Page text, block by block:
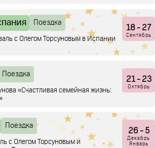
Поездка
с Олегом Торсуновым в Испании
18 - 27
Сентябрь
Поездка
«Счастливая семейная жизнь:
21- 23
Октябрь
Поездка
с Олегом Торсуновым и
26- 5
Декабрь
Январь